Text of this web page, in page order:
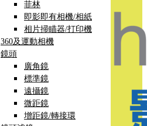
菲林
即影即有相機/相紙
相片掃瞄器/打印機
360及運動相機
鏡頭
廣角鏡
標準鏡
遠攝鏡
微距鏡
增距鏡/轉接環